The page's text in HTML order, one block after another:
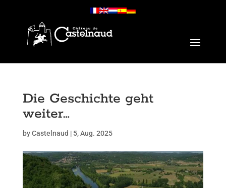
Die Geschichte geht
weiter…
byCastelnaud | 5, Aug. 2025